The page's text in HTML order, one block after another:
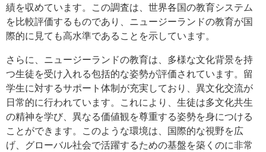
績を収めています。この調査は、世界各国の教育システム
を比較評価するものであり、ニュージーランドの教育が国
際的に見ても高水準であることを示しています。
さらに、ニュージーランドの教育は、多様な文化背景を持
つ生徒を受け入れる包括的な姿勢が評価されています。留
学生に対するサポート体制が充実しており、異文化交流が
日常的に行われています。これにより、生徒は多文化共生
の精神を学び、異なる価値観を尊重する姿勢を身につける
ことができます。このような環境は、国際的な視野を広
げ、グローバル社会で活躍するための基盤を築くのに非常